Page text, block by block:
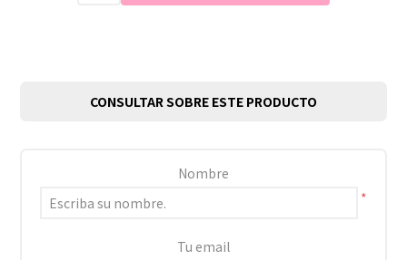
CONSULTAR SOBRE ESTE PRODUCTO
Nombre
*
Tu email